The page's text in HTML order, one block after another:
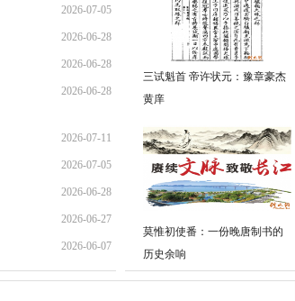
16:41:10
2026-07-05
20:17:26
2026-06-28
21:31:36
2026-06-28
09:00:27
2026-06-28
2026-07-11
16:41:10
2026-07-05
20:17:26
2026-06-28
09:00:27
2026-06-27
23:33:35
2026-06-07
11:00:09
三试魁首 帝许状元：豫章豪杰
黄庠
莫惟初使番：一份晚唐制书的
历史余响